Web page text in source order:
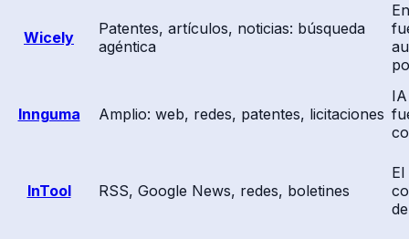
Wicely
Patentes, artículos, noticias: búsqueda
agéntica
Innguma Amplio: web, redes, patentes, licitaciones
InTool RSS, Google News, redes, boletines